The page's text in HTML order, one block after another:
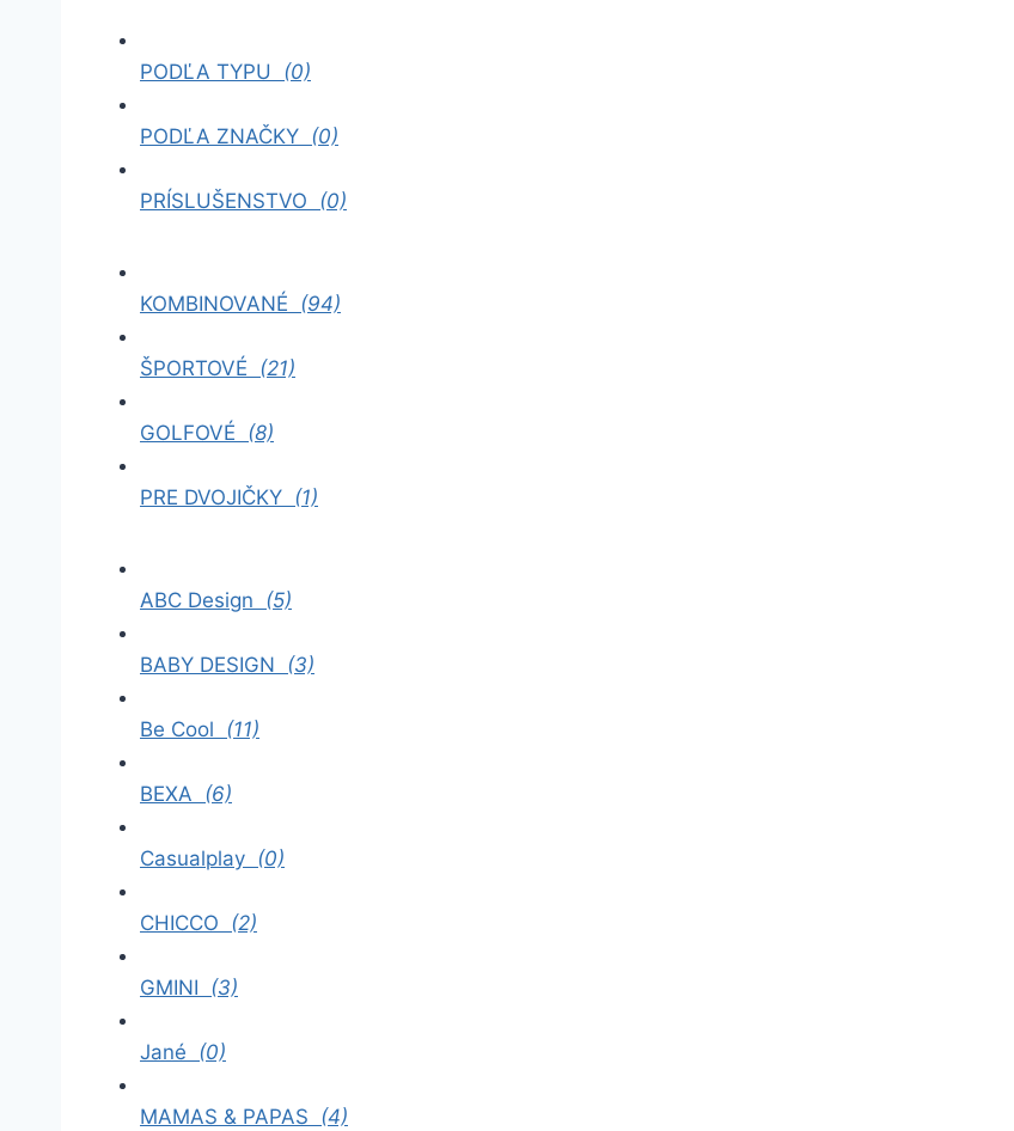
PODĽA TYPU (0)
PODĽA ZNAČKY (0)
PRÍSLUŠENSTVO (0)
KOMBINOVANÉ (94)
ŠPORTOVÉ (21)
GOLFOVÉ (8)
PRE DVOJIČKY (1)
ABC Design (5)
BABY DESIGN (3)
Be Cool (11)
BEXA (6)
Casualplay (0)
CHICCO (2)
GMINI (3)
Jané (0)
MAMAS & PAPAS (4)